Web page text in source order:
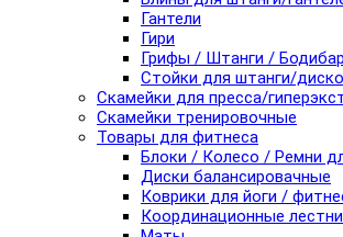
Гантели
Гири
Грифы / Штанги /
Стойки для штанги/
Скамейки для пресса/
Скамейки тренировочные
Товары для фитнеса
Блоки / Колесо / Ремни
Диски балансировачные
Коврики для йоги /
Координационные